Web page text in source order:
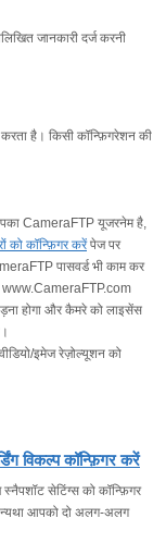
जानकारी दर्ज करनी
है। किसी कॉन्फ़िगरेशन की
CameraFTP यूजरनेम है,
को कॉन्फ़िगर करेंपेज पर
पासवर्ड भी काम कर
होगा और कैमरे को लाइसेंस
इमेज रेज़ोल्यूशन को
विकल्प कॉन्फ़िगर करें
सेटिंग्स को कॉन्फ़िगर
अन्यथा आपको दो अलग-अलग